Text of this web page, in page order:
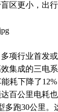
区更小，出行
项行业首发
集成的三电
耗下降了
百公里电耗
多跑30公里。